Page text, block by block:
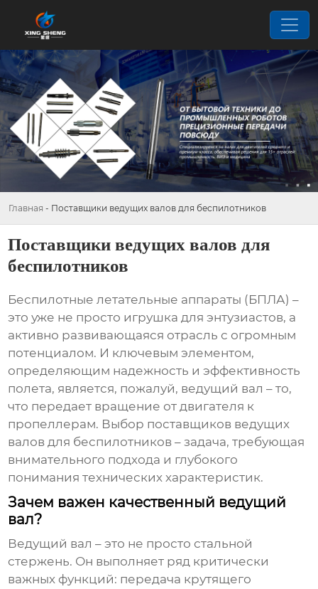
Главная - Поставщики ведущих валов для беспилотников
Поставщики ведущих валов для
беспилотников
Беспилотные летательные аппараты (БПЛА) –
это уже не просто игрушка для энтузиастов, а
активно развивающаяся отрасль с огромным
потенциалом. И ключевым элементом,
определяющим надежность и эффективность
полета, является, пожалуй, ведущий вал – то,
что передает вращение от двигателя к
пропеллерам. Выбор поставщиков ведущих
валов для беспилотников – задача, требующая
внимательного подхода и глубокого
понимания технических характеристик.
Зачем важен качественный ведущий
вал?
Ведущий вал – это не просто стальной
стержень. Он выполняет ряд критически
важных функций: передача крутящего